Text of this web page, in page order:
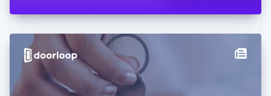
English
États-Unis
Español 简体中文
Finlande
English Svenska
France
FrançaisEnglish